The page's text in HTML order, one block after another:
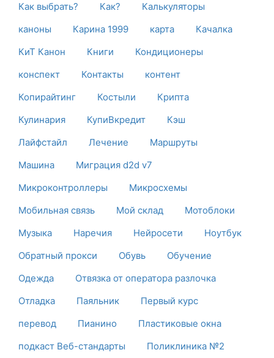
Как выбрать?
Как?
Калькуляторы
каноны
Карина 1999 карта
Качалка
КиТ Канон
Книги
Кондиционеры
конспект
Контакты
контент
Копирайтинг
Костыли
Крипта
Кулинария
КупиВкредит
Кэш
Лайфстайл
Лечение
Маршруты
Машина
Миграция d2d v7
Микроконтроллеры
Микросхемы
Мобильная связь
Мой склад
Мотоблоки
Музыка
Наречия Нейросети
Ноутбук
Обратный прокси
Обувь
Обучение
Одежда
Отвязка от оператора разлочка
Отладка
Паяльник
Первый курс
перевод
Пианино
Пластиковые окна
подкаст Веб-стандарты
Поликлиника №2